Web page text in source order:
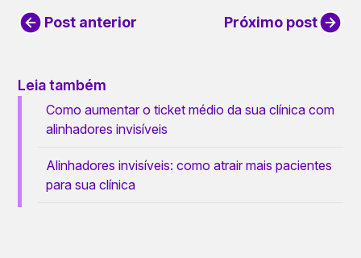
Post anterior Próximo post
Leia também
Como aumentar o ticket médio da sua clínica com
alinhadores invisíveis
Alinhadores invisíveis: como atrair mais pacientes
para sua clínica